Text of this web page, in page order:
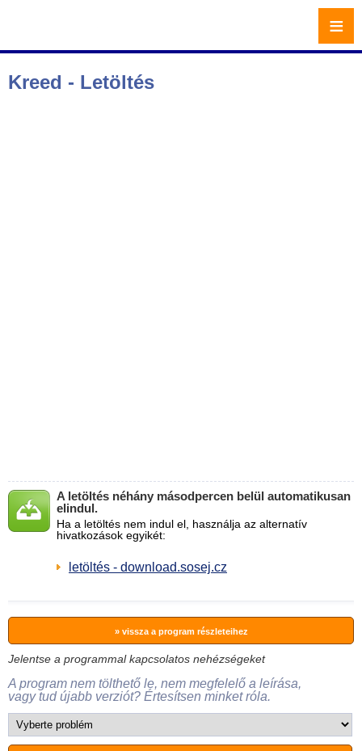
Kreed - Letöltés
A letöltés néhány másodpercen belül automatikusan
elindul.
Ha a letöltés nem indul el, használja az alternatív
hivatkozások egyikét:
letöltés - download.sosej.cz
» vissza a program részleteihez
Jelentse a programmal kapcsolatos nehézségeket
A program nem tölthető le, nem megfelelő a leírása,
vagy tud újabb verziót? Értesítsen minket róla.
≡